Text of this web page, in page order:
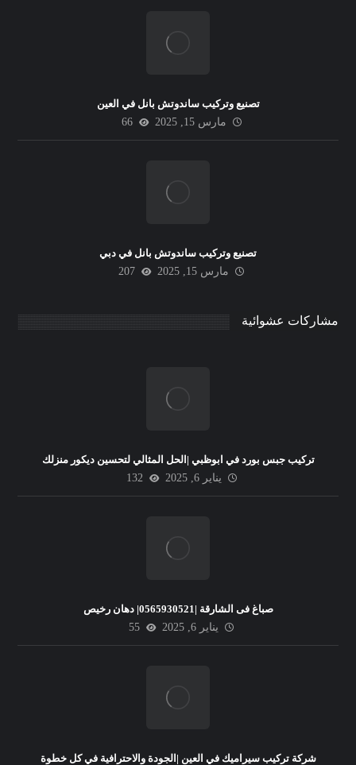
تصنيع وتركيب ساندوتش بانل في العين
مارس 15, 2025
66
تصنيع وتركيب ساندوتش بانل في دبي
مارس 15, 2025
207
مشاركات عشوائية
تركيب جبس بورد في ابوظبي |الحل المثالي لتحسين ديكور منزلك
يناير 6, 2025
132
صباغ فى الشارقة |0565930521| دهان رخيص
يناير 6, 2025
55
شركة تركيب سيراميك في العين |الجودة والاحترافية في كل خطوة